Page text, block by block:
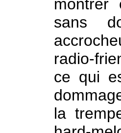
montrer
sans
radio-
ce qui
la